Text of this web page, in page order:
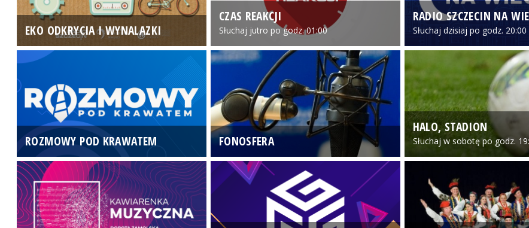
EKO ODKRYCIA I WYNALAZKI
CZAS REAKCJI
Słuchaj jutro po godz. 01:00
RADIO SZCZECIN NA
Słuchaj dzisiaj po godz. 20:00
ROZMOWY POD KRAWATEM FONOSFERA
HALO, STADION
Słuchaj w sobotę po godz.